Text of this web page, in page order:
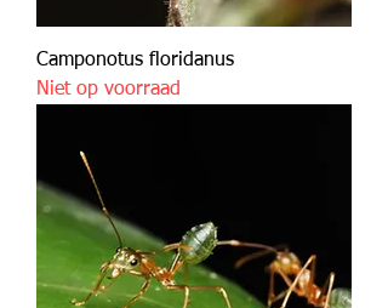
Camponotus floridanus
Niet op voorraad